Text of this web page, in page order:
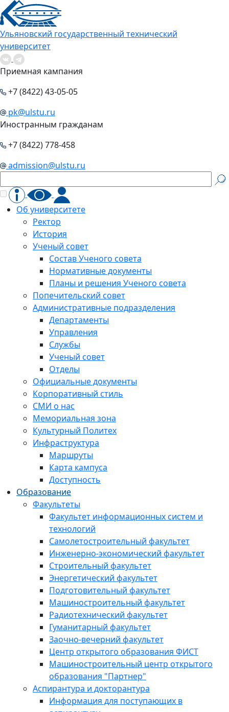
Ульяновский государственный технический
университет
Приемная кампания
+7 (8422) 43-05-05
pk@ulstu.ru
Иностранным гражданам
+7 (8422) 778-458
admission@ulstu.ru
Об университете
Ректор
История
Ученый совет
Состав Ученого совета
Нормативные документы
Планы и решения Ученого совета
Попечительский совет
Административные подразделения
Департаменты
Управления
Службы
Ученый совет
Отделы
Официальные документы
Корпоративный стиль
СМИ о нас
Мемориальная зона
Культурный Политех
Инфраструктура
Маршруты
Карта кампуса
Доступность
Образование
Факультеты
Факультет информационных систем и
технологий
Самолетостроительный факультет
Инженерно-экономический факультет
Строительный факультет
Энергетический факультет
Подготовительный факультет
Машиностроительный факультет
Радиотехнический факультет
Гуманитарный факультет
Заочно-вечерний факультет
Центр открытого образования ФИСТ
Машиностроительный центр открытого
образования "Партнер"
Аспирантура и докторантура
Информация для поступающих в